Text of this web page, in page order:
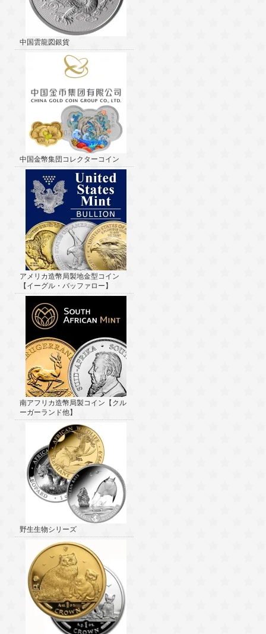
中国雲龍図銀貨
中国金幣集団コレクターコイン
アメリカ造幣局製地金型コイン
【イーグル・バッファロー】
南アフリカ造幣局製コイン【クル
ーガーランド他】
野生生物シリーズ